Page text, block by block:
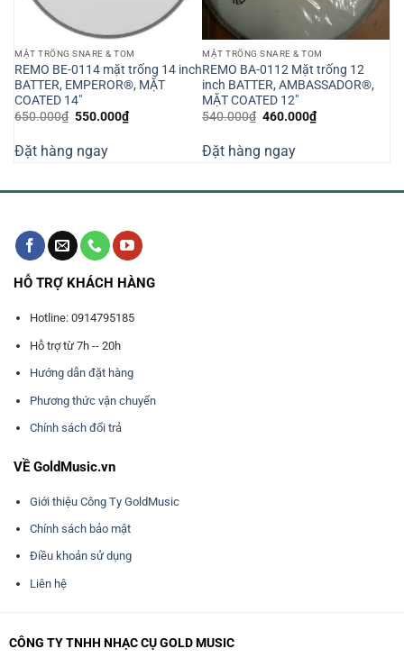
MẶT TRỐNG SNARE & TOM
REMO BE-0114 mặt trống 14 inch
BATTER, EMPEROR®, MẶT
COATED 14″
650.000₫ Giá
650.000₫.
550.000₫Giá
hiện
Đặt hàng ngay
MẶT TRỐNG SNARE & TOM
REMO BA-0112 Mặt trống 12
inch BATTER, AMBASSADOR®,
MẶT COATED 12″
540.000₫ Giá
540.000₫.
460.000₫Giá
hiện
Đặt hàng ngay
HỖ TRỢ KHÁCH HÀNG
Hotline: 0914795185
Hỗ trợ từ 7h -- 20h
Hướng dẫn đặt hàng
Phương thức vận chuyển
Chính sách đổi trả
VỀ GoldMusic.vn
Giới thiệu Công Ty GoldMusic
Chính sách bảo mật
Điều khoản sử dụng
Liên hệ
CÔNG TY TNHH NHẠC CỤ GOLD MUSIC